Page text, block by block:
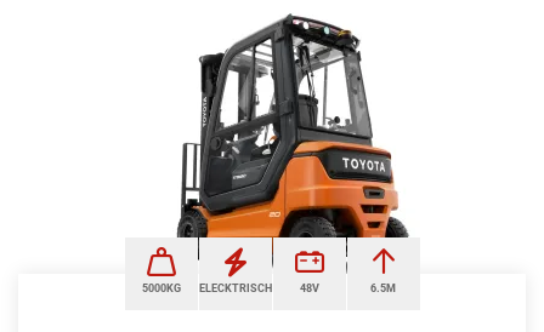
5000KG ELECKTRISCH 48V 6.5M